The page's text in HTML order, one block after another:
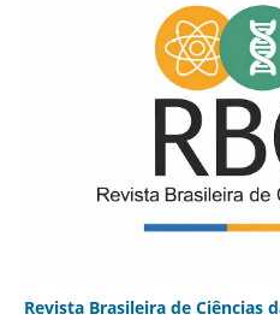
Revista Brasileira de Ciências